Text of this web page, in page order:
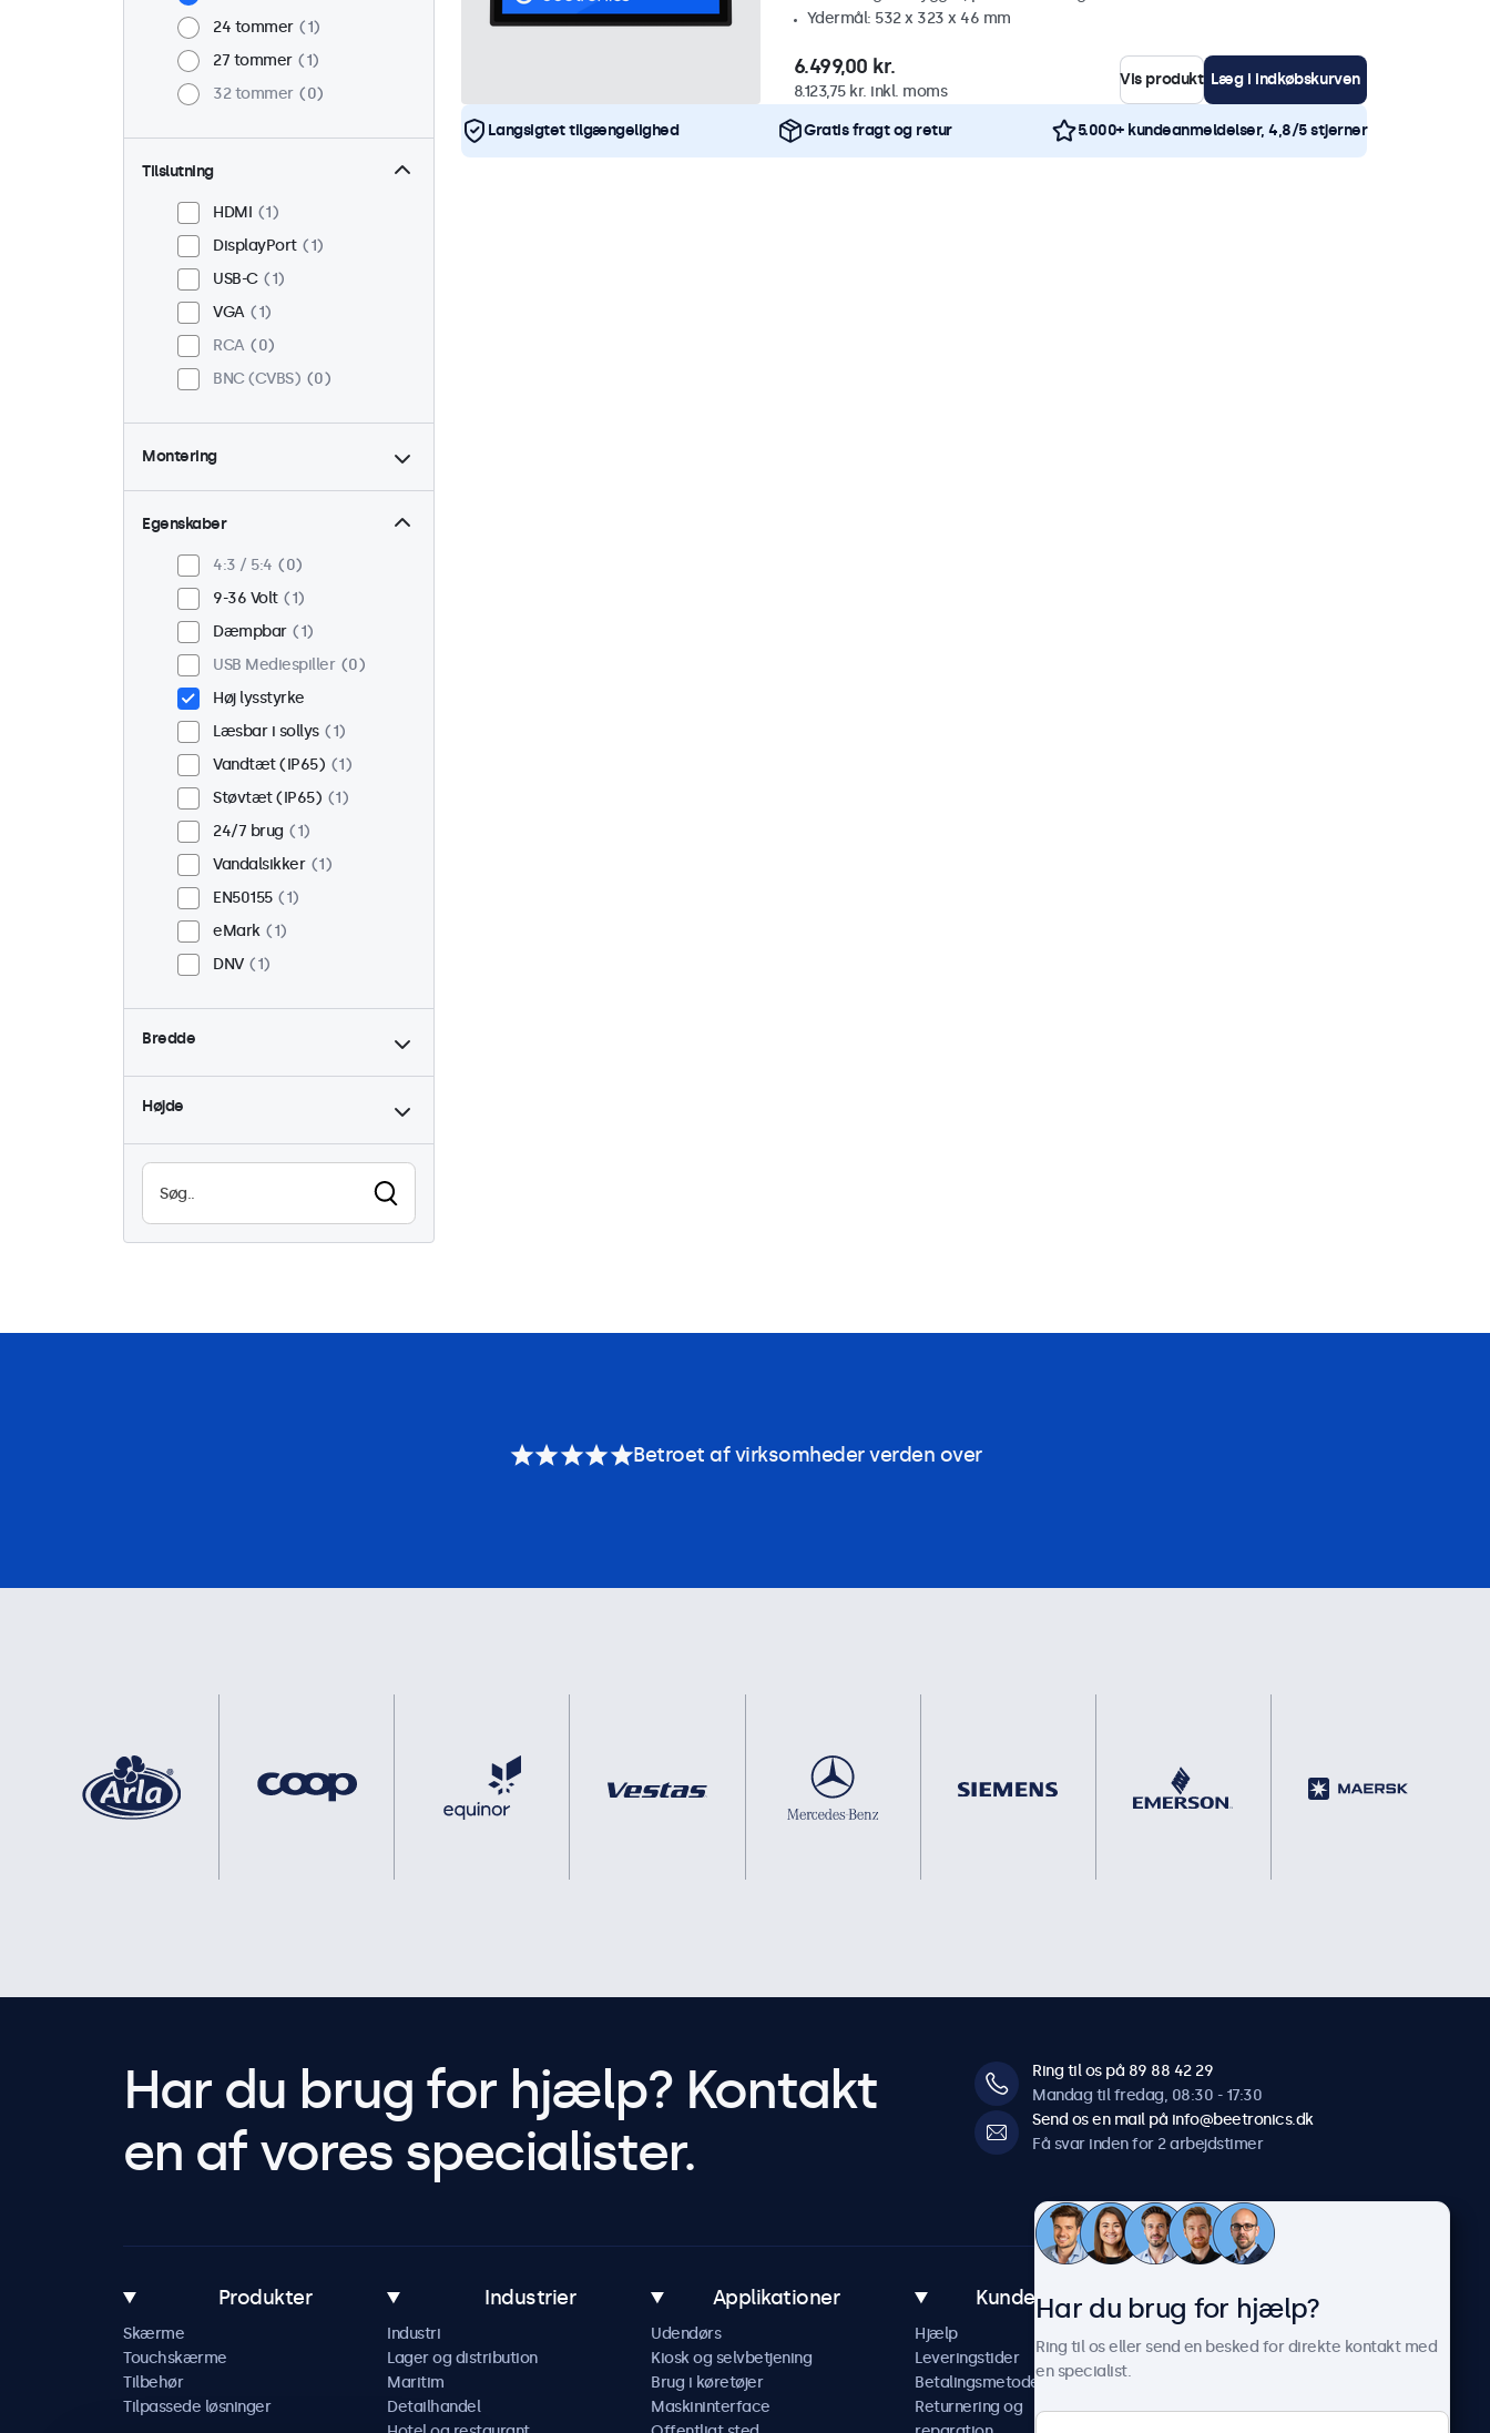
24 tommer
1
27 tommer
1
32 tommer
0
Tilslutning
HDMI
1
DisplayPort
1
USB-C
1
VGA
1
RCA
0
BNC (CVBS)
0
Montering
Skrivebord
0
Væg
Panel monteret
Indbygget
1
Rackmontering (19
tommer)
VESA 75 x 75
VESA 100 x 100
Egenskaber
4:3 / 5:4
0
9-36 Volt
1
Dæmpbar
1
USB Mediespiller
0
Høj lysstyrke
Læsbar i sollys
1
Vandtæt (IP65)
1
Støvtæt (IP65)
1
24/7 brug
1
Vandalsikker
1
EN50155
1
eMark
1
DNV
1
Bredde
Højde
Ydermål: 532 x 323 x 46 mm
6.499,00 kr.
8.123,75 kr. inkl. moms
Vis produkt Læg i indkøbskurven
Langsigtet tilgængelighed Gratis fragt og retur 5.000+ kundeanmeldelser, 4,8/5 stjerner
Betroet af virksomheder verden over
Har du brug for hjælp? Kontakt
en af vores specialister.
Ring til os på 89 88 42 29
Mandag til fredag, 08:30 - 17:30
Send os en mail på info@beetronics.dk
Få svar inden for 2 arbejdstimer
Produkter
Skærme
Touchskærme
Tilbehør
Tilpassede løsninger
Industrier
Industri
Lager og distribution
Maritim
Detailhandel
Applikationer
Udendørs
Kiosk og selvbetjening
Brug i køretøjer
Maskininterface
Kundeservice
Hjælp
Leveringstider
Betalingsmetoder
Returnering og
Om Beetronics
Nyheder og opdateringer
Arbejd hos os
Har du brug for hjælp?
Ring til os eller send en besked for direkte kontakt med
en specialist.